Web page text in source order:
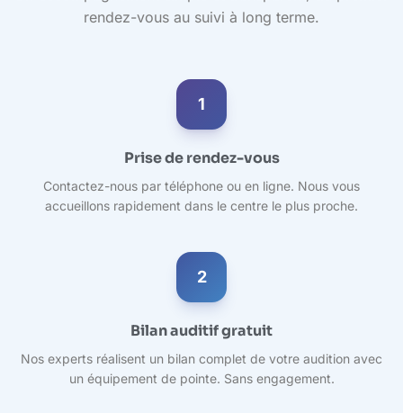
rendez-vous au suivi à long terme.
1
Prise de rendez-vous
Contactez-nous par téléphone ou en ligne. Nous vous
accueillons rapidement dans le centre le plus proche.
2
Bilan auditif gratuit
Nos experts réalisent un bilan complet de votre audition avec
un équipement de pointe. Sans engagement.